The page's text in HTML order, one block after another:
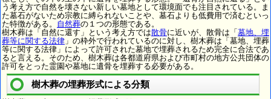
う考え方で自然を壊さない新しい墓地として環境面でも注目されている。ま
た墓石がないため宗教に縛られないことや、墓石よりも低費用で済むといっ
た特徴がある。 自然葬の１つの形態である。
樹木葬は「自然に還す」という考え方では散骨に近いが、散骨は「 墓地、埋
葬等に関する法律 」の枠外で行われているのに対し、樹木葬は「墓地、埋葬
等に関する法律」によって許可された墓地で埋葬されるため完全に合法であ
ると言える。そのため、樹木葬は各都道府県および市町村の地方公共団体の
許可をとった霊園や墓地に遺骨を埋葬する必要がある。
樹木葬の埋葬形式による分類